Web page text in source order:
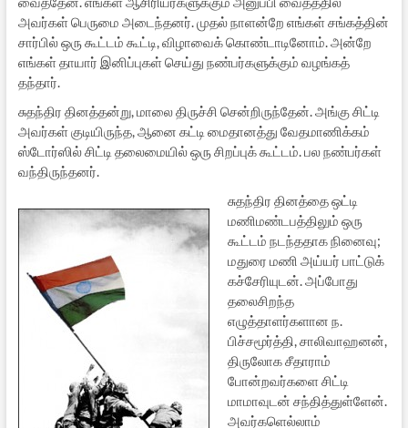
அவர்கள் பெருமை அடைந்தனர். முதல் நாளன்றே எங்கள் சங்கத்தின்
சார்பில் ஒரு கூட்டம் கூட்டி, விழாவைக் கொண்டாடினோம். அன்றே
எங்கள் தாயார் இனிப்புகள் செய்து நண்பர்களுக்கும் வழங்கத்
தந்தார்.
சுதந்திர தினத்தன்று, மாலை திருச்சி சென்றிருந்தேன். அங்கு சிட்டி
அவர்கள் குடியிருந்த, ஆனை கட்டி மைதானத்து வேதமாணிக்கம்
ஸ்டோர்ஸில் சிட்டி தலைமையில் ஒரு சிறப்புக் கூட்டம். பல நண்பர்கள்
வந்திருந்தனர்.
சுதந்திர தினத்தை ஒட்டி
மணிமண்டபத்திலும் ஒரு
கூட்டம் நடந்ததாக நினைவு;
மதுரை மணி அய்யர் பாட்டுக்
கச்சேரியுடன். அப்போது
தலைசிறந்த
எழுத்தாளர்களான ந.
பிச்சமூர்த்தி, சாலிவாஹனன்,
திருலோக சீதாராம்
போன்றவர்களை சிட்டி
மாமாவுடன் சந்தித்துள்ளேன்.
அவர்களெல்லாம்